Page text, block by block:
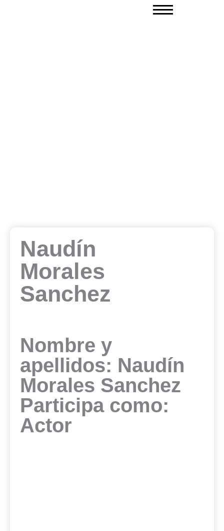
Naudín
Morales
Sanchez
Nombre y
apellidos: Naudín
Morales Sanchez
Participa como:
Actor